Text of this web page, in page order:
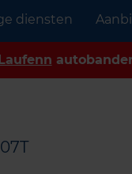
diensten